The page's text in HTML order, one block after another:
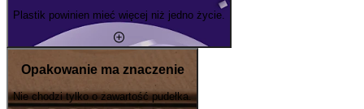
Plastik powinien mieć więcej niż jedno życie.
Opakowanie ma znaczenie
Nie chodzi tylko o zawartość pudełka.